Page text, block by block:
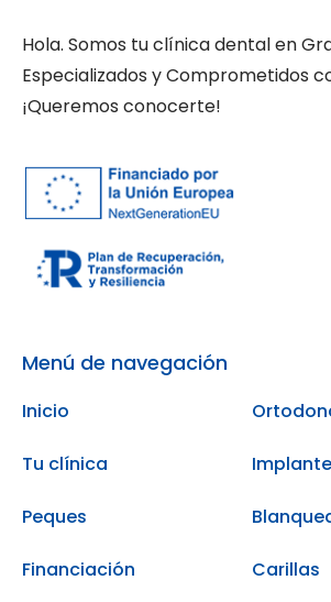
Hola. Somos tu clínica dental en
Especializados y Comprometidos
¡Queremos conocerte!
Menú de navegación
Inicio
Tu clínica
Peques
Financiación Carillas